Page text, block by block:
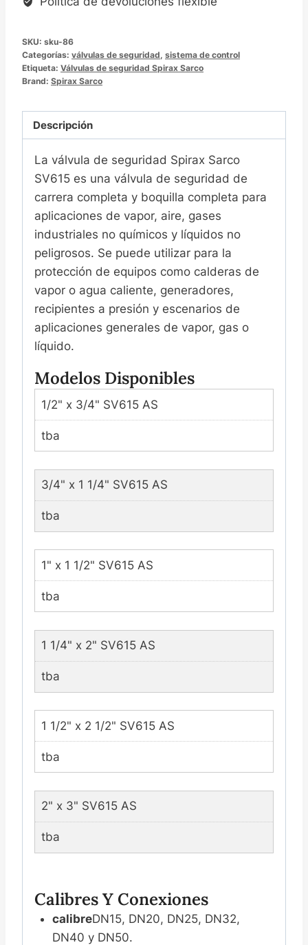
阀
SKU: sku-86
Categorías: válvulas de seguridad, sistema de control
Etiqueta: Válvulas de seguridad Spirax Sarco
Brand: Spirax Sarco
Descripción
La válvula de seguridad Spirax Sarco
SV615 es una válvula de seguridad de
carrera completa y boquilla completa para
aplicaciones de vapor, aire, gases
industriales no químicos y líquidos no
peligrosos. Se puede utilizar para la
protección de equipos como calderas de
vapor o agua caliente, generadores,
recipientes a presión y escenarios de
aplicaciones generales de vapor, gas o
líquido.
Modelos Disponibles
1/2" x 3/4" SV615 AS
tba
3/4" x 1 1/4" SV615 AS
tba
1" x 1 1/2" SV615 AS
tba
1 1/4" x 2" SV615 AS
tba
1 1/2" x 2 1/2" SV615 AS
tba
2" x 3" SV615 AS
tba
Calibres Y Conexiones
calibreDN15, DN20, DN25, DN32,
DN40 y DN50.